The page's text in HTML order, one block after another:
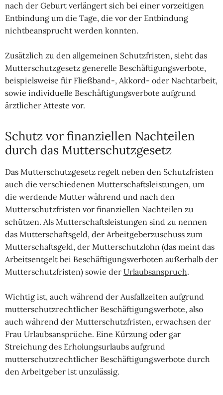
nach der Geburt verlängert sich bei einer vorzeitigen
Entbindung um die Tage, die vor der Entbindung
nichtbeansprucht werden konnten.
Zusätzlich zu den allgemeinen Schutzfristen, sieht das
Mutterschutzgesetz generelle Beschäftigungsverbote,
beispielsweise für Fließband-, Akkord- oder Nachtarbeit,
sowie individuelle Beschäftigungsverbote aufgrund
ärztlicher Atteste vor.
Schutz vor finanziellen Nachteilen
durch das Mutterschutzgesetz
Das Mutterschutzgesetz regelt neben den Schutzfristen
auch die verschiedenen Mutterschaftsleistungen, um
die werdende Mutter während und nach den
Mutterschutzfristen vor finanziellen Nachteilen zu
schützen. Als Mutterschaftsleistungen sind zu nennen
das Mutterschaftsgeld, der Arbeitgeberzuschuss zum
Mutterschaftsgeld, der Mutterschutzlohn (das meint das
Arbeitsentgelt bei Beschäftigungsverboten außerhalb der
Mutterschutzfristen) sowie der Urlaubsanspruch.
Wichtig ist, auch während der Ausfallzeiten aufgrund
mutterschutzrechtlicher Beschäftigungsverbote, also
auch während der Mutterschutzfristen, erwachsen der
Frau Urlaubsansprüche. Eine Kürzung oder gar
Streichung des Erholungsurlaubs aufgrund
mutterschutzrechtlicher Beschäftigungsverbote durch
den Arbeitgeber ist unzulässig.